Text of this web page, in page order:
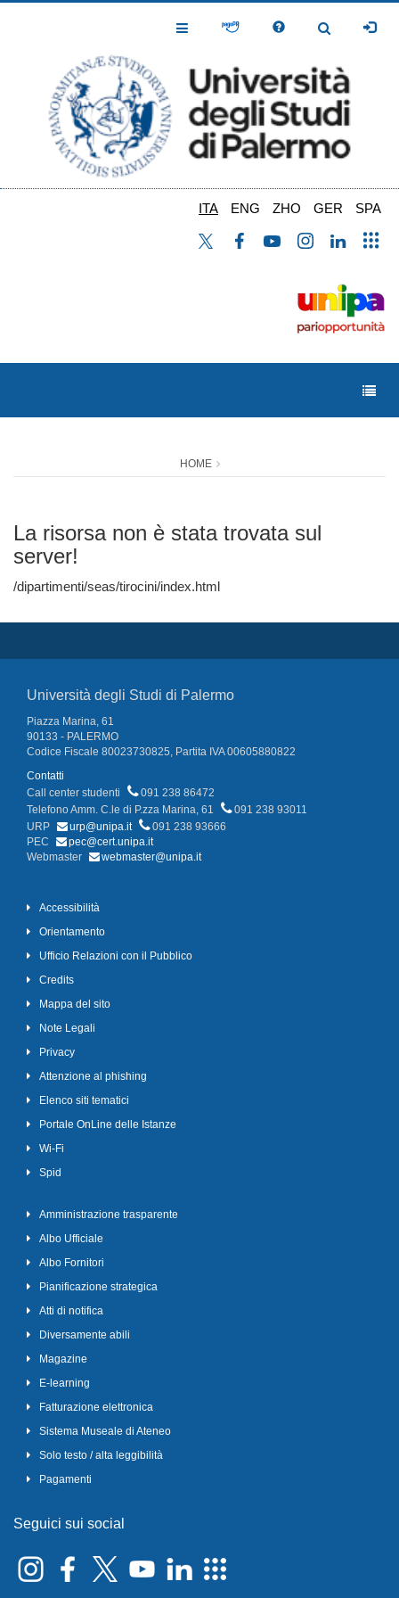
Toggle
Toggle
ITA ENG ZHO GER SPA
HOME
La risorsa non è stata trovata sul
server!
/dipartimenti/seas/tirocini/index.html
Università degli Studi di Palermo
Piazza Marina, 61
90133 - PALERMO
Codice Fiscale 80023730825, Partita IVA 00605880822
Contatti
Call center studenti
091 238 86472
Telefono Amm. C.le di P.zza Marina, 61
091 238 93011
URP
urp@unipa.it
091 238 93666
PEC
pec@cert.unipa.it
Webmaster
webmaster@unipa.it
Accessibilità
Orientamento
Ufficio Relazioni con il Pubblico
Credits
Mappa del sito
Note Legali
Privacy
Attenzione al phishing
Elenco siti tematici
Portale OnLine delle Istanze
Wi-Fi
Spid
Amministrazione trasparente
Albo Ufficiale
Albo Fornitori
Pianificazione strategica
Atti di notifica
Diversamente abili
Magazine
E-learning
Fatturazione elettronica
Sistema Museale di Ateneo
Solo testo / alta leggibilità
Pagamenti
Seguici sui social